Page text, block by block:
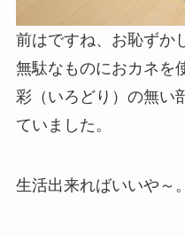
前はですね、お恥ずか
無駄なものにおカネを
彩（いろどり）の無い
ていました。
生活出来ればいいや～。